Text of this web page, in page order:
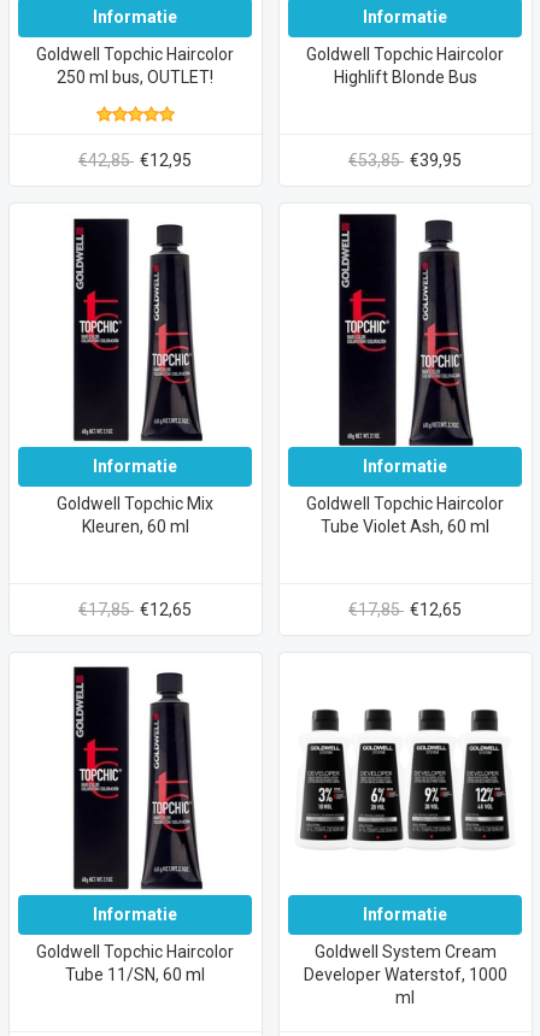
Informatie
Goldwell Topchic Haircolor
250 ml bus, OUTLET!
€42,85 €12,95
Informatie
Goldwell Topchic Haircolor
Highlift Blonde Bus
€53,85 €39,95
Informatie
Goldwell Topchic Mix
Kleuren, 60 ml
€17,85 €12,65
Informatie
Goldwell Topchic Haircolor
Tube Violet Ash, 60 ml
€17,85 €12,65
Informatie
Goldwell Topchic Haircolor
Tube 11/SN, 60 ml
Informatie
Goldwell System Cream
Developer Waterstof, 1000
ml